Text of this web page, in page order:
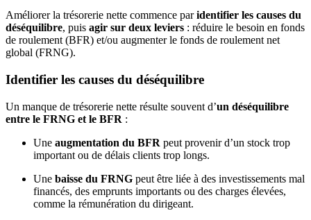
Améliorer la trésorerie nette commence paridentifier les causes du
déséquilibre, puis agir sur deux leviers : réduire le besoin en fonds
de roulement (BFR) et/ou augmenter le fonds de roulement net
global (FRNG).
Identifier les causes du déséquilibre
Un manque de trésorerie nette résulte souvent d’un déséquilibre
entre le FRNG et le BFR :
Une augmentation du BFR peut provenir d’un stock trop
important ou de délais clients trop longs.
Une baisse du FRNG peut être liée à des investissements mal
financés, des emprunts importants ou des charges élevées,
comme la rémunération du dirigeant.